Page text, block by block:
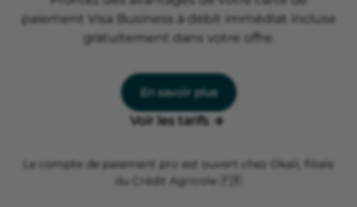
paiement Visa Business à débit immédiat incluse
gratuitement dans votre offre.
En savoir plus
Voir les tarifs
Le compte de paiement pro est ouvert chez Okali, filiale
du Crédit Agricole 🇫🇷